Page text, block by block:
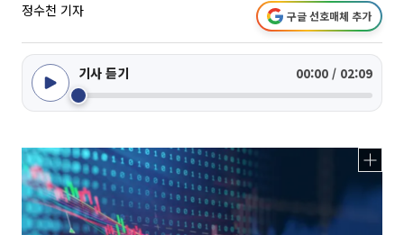
정수천 기자 구글 선호매체 추가
기사 듣기 00:00 / 02:09